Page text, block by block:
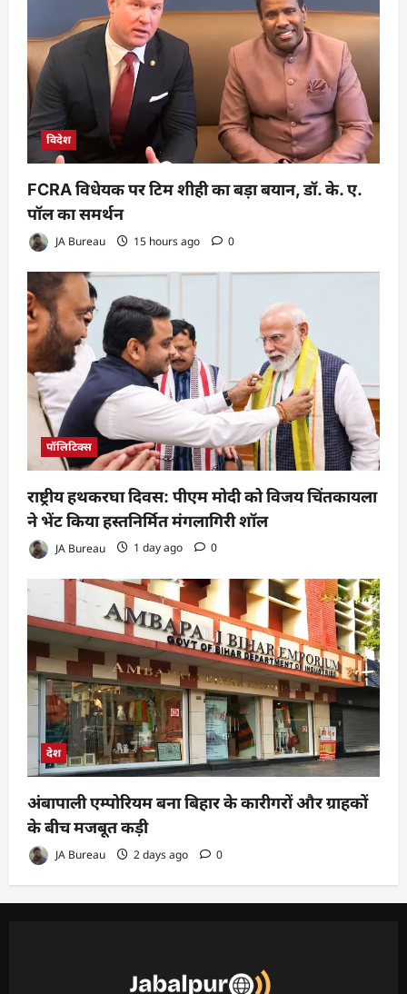
विदेश
FCRA विधेयक पर टिम शीही का बड़ा बयान, डॉ. के. ए.
पॉल का समर्थन
JA Bureau 15 hours ago 0
पॉलिटिक्स
राष्ट्रीय हथकरघा दिवस: पीएम मोदी को विजय चिंतकायला
ने भेंट किया हस्तनिर्मित मंगलागिरी शॉल
JA Bureau 1 day ago 0
देश
अंबापाली एम्पोरियम बना बिहार के कारीगरों और ग्राहकों
के बीच मजबूत कड़ी
JA Bureau 2 days ago 0